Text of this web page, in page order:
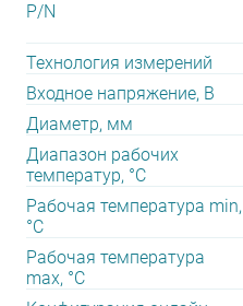
P/N
Технология измерений
Входное напряжение, В
Диаметр, мм
Диапазон рабочих
температур, °С
Рабочая температура min,
°С
Рабочая температура
max, °С